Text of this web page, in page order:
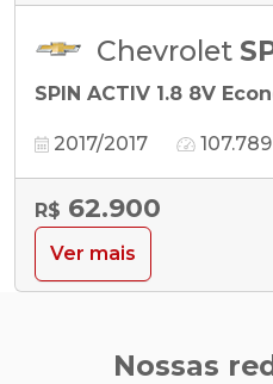
Chevrolet
SPIN ACTIV 1.8 8V
2017/2017
R$ 62.900
Ver mais
Nossas